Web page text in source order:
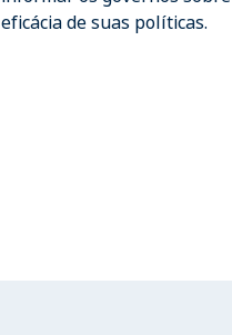
eficácia de suas políticas.